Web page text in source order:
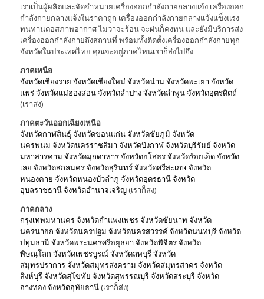
เราเป็นผู้ผลิตและจัดจำหน่ายเครื่องออกกำลังกายกลางแจ้ง เครื่องออก
กำลังกายกลางแจ้งในราคาถูก เครื่องออกกำลังกายกลางแจ้งแข็งแรง
ทนทานต่อสภาพอากาศ ไม่ว่าจะร้อน จะฝนก็คงทน และยังมีบริการส่ง
เครื่องออกกำลังกายถึงสถานที่ พร้อมทั้งติดตั้งเครื่องออกกำลังกายทุก
จังหวัดในประเทศไทย คุณจะอยู่ภาคไหนเราก็ส่งไปถึง
ภาคเหนือ
จังหวัดเชียงราย จังหวัดเชียงใหม่ จังหวัดน่านจังหวัดพะเยา จังหวัด
แพร่จังหวัดแม่ฮ่องสอนจังหวัดลำปางจังหวัดลำพูนจังหวัดอุตรดิตถ์
(เราส่ง)
ภาคตะวันออกเฉียงเหนือ
จังหวัดกาฬสินธุ์จังหวัดขอนแก่นจังหวัดชัยภูมิ จังหวัด
นครพนม จังหวัดนครราชสีมา จังหวัดบึงกาฬจังหวัดบุรีรัมย์จังหวัด
มหาสารคาม จังหวัดมุกดาหารจังหวัดยโสธรจังหวัดร้อยเอ็ดจังหวัด
เลย จังหวัดสกลนครจังหวัดสุรินทร์จังหวัดศรีสะเกษ จังหวัด
หนองคาย จังหวัดหนองบัวลำภู จังหวัดอุดรธานีจังหวัด
อุบลราชธานีจังหวัดอำนาจเจริญ(เราก็ส่ง)
ภาคกลาง
กรุงเทพมหานครจังหวัดกำแพงเพชรจังหวัดชัยนาท จังหวัด
นครนายก จังหวัดนครปฐม จังหวัดนครสวรรค์จังหวัดนนทบุรีจังหวัด
ปทุมธานีจังหวัดพระนครศรีอยุธยา จังหวัดพิจิตรจังหวัด
พิษณุโลก จังหวัดเพชรบูรณ์จังหวัดลพบุรีจังหวัด
สมุทรปราการจังหวัดสมุทรสงคราม จังหวัดสมุทรสาครจังหวัด
สิงห์บุรีจังหวัดสุโขทัย จังหวัดสุพรรณบุรีจังหวัดสระบุรีจังหวัด
อ่างทองจังหวัดอุทัยธานี(เราก็ส่ง)